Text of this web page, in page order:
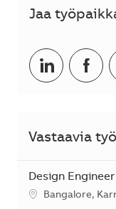
Jaa
Jaa
Vastaavia
Design Engineer
SijaintiBangalore,